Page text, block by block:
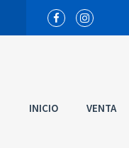
INICIO VENTA